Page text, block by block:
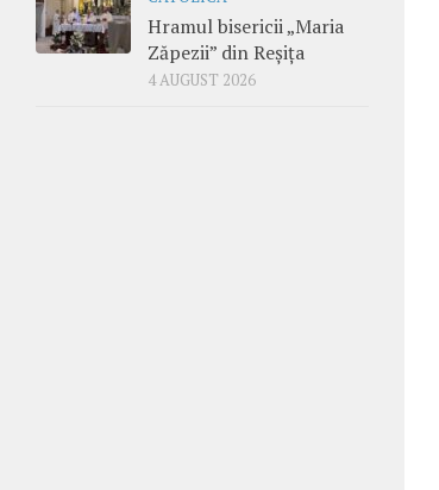
Hramul bisericii „Maria
Zăpezii” din Reșița
4 AUGUST 2026